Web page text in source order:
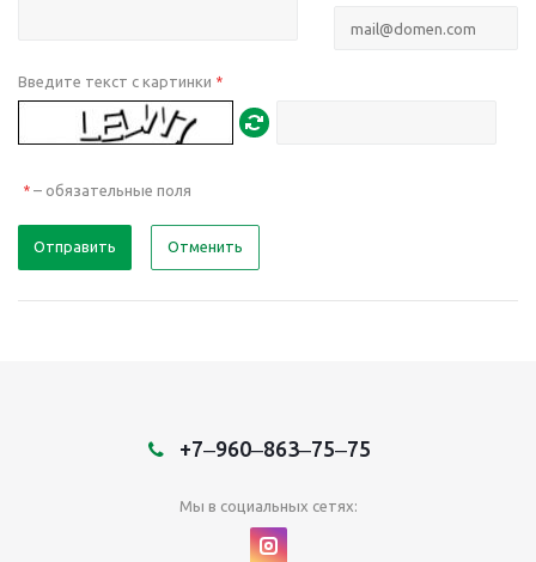
Введите текст с картинки *
* – обязательные поля
Отправить Отменить
+7‒960‒863‒75‒75
Мы в социальных сетях: